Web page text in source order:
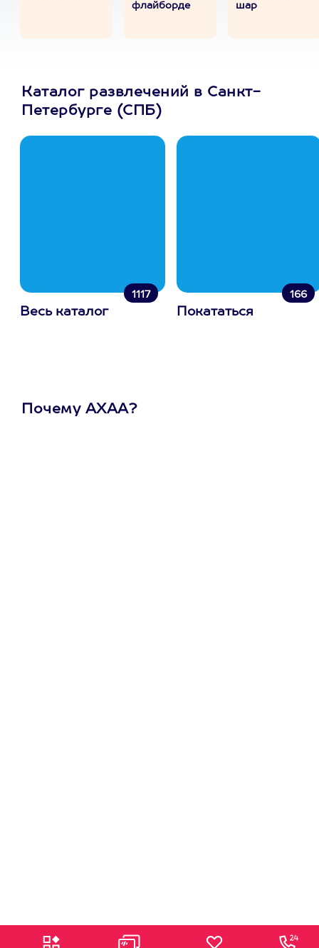
флайборде
шар
Каталог развлечений в Санкт-
Петербурге (СПБ)
1117
Весь каталог
166
Покататься
Почему АХАА?